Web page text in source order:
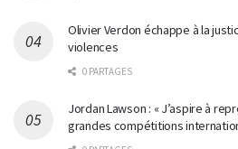
Olivier Verdon échappe à la
violences
0 PARTAGES
Jordan Lawson : « J’aspire à
grandes compétitions